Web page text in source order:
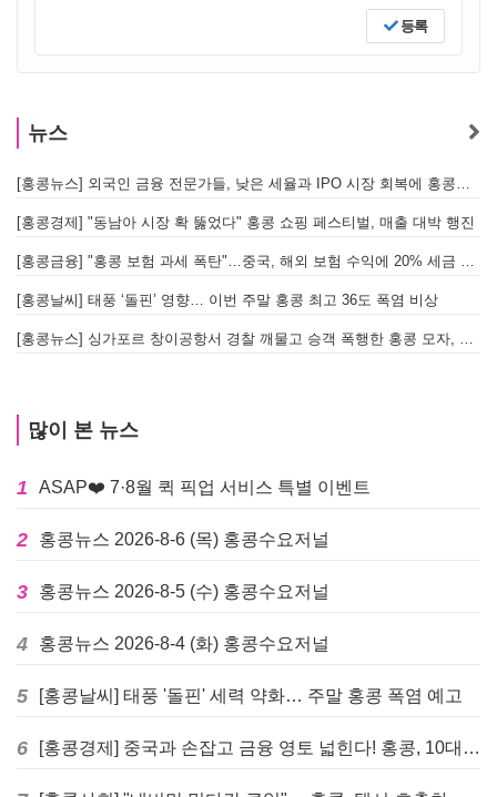
등록
뉴스
[홍콩경제] "동남아 시장 확 뚫었다" 홍콩 쇼핑 페스티벌, 매출 대박 행진
[홍콩날씨] 태풍 ‘돌핀’ 영향… 이번 주말 홍콩 최고 36도 폭염 비상
많이 본 뉴스
1 ASAP❤️ 7·8월 퀵 픽업 서비스 특별 이벤트
2 홍콩뉴스 2026-8-6 (목) 홍콩수요저널
3 홍콩뉴스 2026-8-5 (수) 홍콩수요저널
4 홍콩뉴스 2026-8-4 (화) 홍콩수요저널
5 [홍콩날씨] 태풍 '돌핀' 세력 약화… 주말 홍콩 폭염 예고
6 [홍콩경제] 중국과 손잡고 금융 영토 넓힌다! 홍콩, 10대 신규 정책 발표